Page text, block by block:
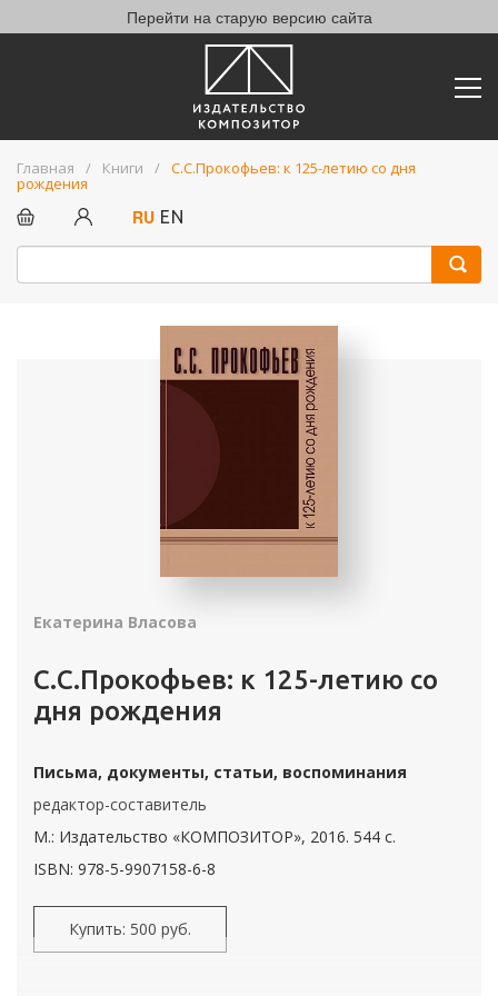
Перейти на старую версию сайта
Главная Книги С.С.Прокофьев: к 125-летию со дня
рождения
RU EN
Екатерина Власова
С.С.Прокофьев: к 125-летию со
дня рождения
Письма, документы, статьи, воспоминания
редактор-составитель
М.: Издательство «КОМПОЗИТОР», 2016. 544 с.
ISBN: 978-5-9907158-6-8
Купить: 500 руб.